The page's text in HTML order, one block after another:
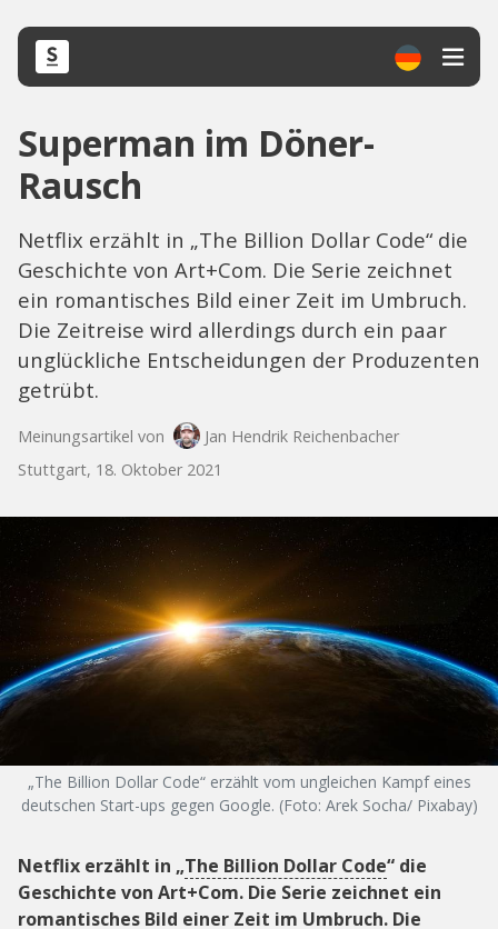
Superman im Döner-
Rausch
Netflix erzählt in „The Billion Dollar Code“ die
Geschichte von Art+Com. Die Serie zeichnet
ein romantisches Bild einer Zeit im Umbruch.
Die Zeitreise wird allerdings durch ein paar
unglückliche Entscheidungen der Produzenten
getrübt.
Meinungsartikel von
Jan Hendrik Reichenbacher
Stuttgart, 18. Oktober 2021
„The Billion Dollar Code“ erzählt vom ungleichen Kampf eines
deutschen Start-ups gegen Google. (Foto: Arek Socha/ Pixabay)
Netflix erzählt in „The Billion Dollar Code“ die
Geschichte von Art+Com. Die Serie zeichnet ein
romantisches Bild einer Zeit im Umbruch. Die